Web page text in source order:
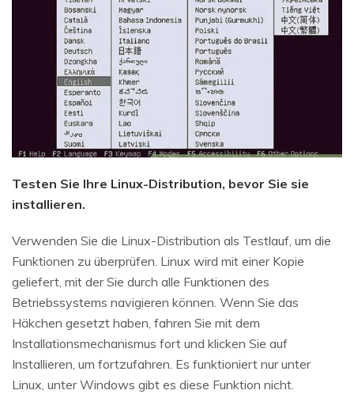
Testen Sie Ihre Linux-Distribution, bevor Sie sie
installieren.
Verwenden Sie die Linux-Distribution als Testlauf, um die
Funktionen zu überprüfen. Linux wird mit einer Kopie
geliefert, mit der Sie durch alle Funktionen des
Betriebssystems navigieren können. Wenn Sie das
Häkchen gesetzt haben, fahren Sie mit dem
Installationsmechanismus fort und klicken Sie auf
Installieren, um fortzufahren. Es funktioniert nur unter
Linux, unter Windows gibt es diese Funktion nicht.